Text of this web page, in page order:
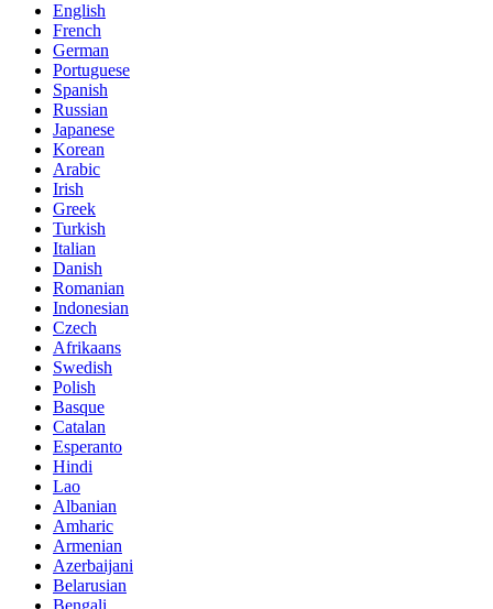
English
French
German
Portuguese
Spanish
Russian
Japanese
Korean
Arabic
Irish
Greek
Turkish
Italian
Danish
Romanian
Indonesian
Czech
Afrikaans
Swedish
Polish
Basque
Catalan
Esperanto
Hindi
Lao
Albanian
Amharic
Armenian
Azerbaijani
Belarusian
Bengali